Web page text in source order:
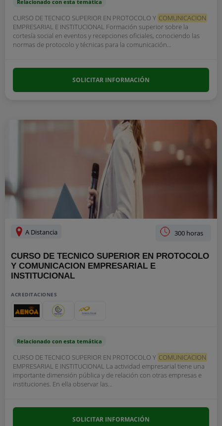
Relacionado con esta temática
CURSO DE TECNICO SUPERIOR EN PROTOCOLO Y COMUNICACION
EMPRESARIAL E INSTITUCIONAL Formación superior sobre la
cortesía social en eventos y recepciones oficiales, conociendo las
normas de protocolo y técnicas para la comunicación...
SOLICITAR INFORMACIÓN
A Distancia 300 horas
CURSO DE TECNICO SUPERIOR EN PROTOCOLO
Y COMUNICACION EMPRESARIAL E
INSTITUCIONAL
ACREDITACIONES
Relacionado con esta temática
CURSO DE TECNICO SUPERIOR EN PROTOCOLO Y COMUNICACION
EMPRESARIAL E INSTITUCIONAL La actividad empresarial tiene una
importante dimensión pública y de relación con otras empresas e
instituciones. En ella observar las...
SOLICITAR INFORMACIÓN